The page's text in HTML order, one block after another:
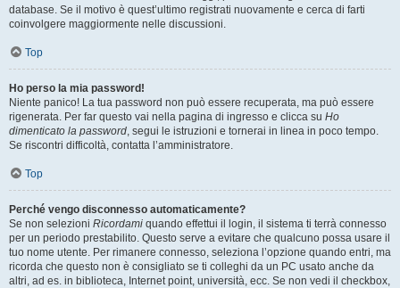
database. Se il motivo è quest’ultimo registrati nuovamente e cerca di farti
coinvolgere maggiormente nelle discussioni.
Top
Ho perso la mia password!
Niente panico! La tua password non può essere recuperata, ma può essere
rigenerata. Per far questo vai nella pagina di ingresso e clicca su Ho
dimenticato la password, segui le istruzioni e tornerai in linea in poco tempo.
Se riscontri difficoltà, contatta l’amministratore.
Top
Perché vengo disconnesso automaticamente?
Se non selezioni Ricordami quando effettui il login, il sistema ti terrà connesso
per un periodo prestabilito. Questo serve a evitare che qualcuno possa usare il
tuo nome utente. Per rimanere connesso, seleziona l’opzione quando entri, ma
ricorda che questo non è consigliato se ti colleghi da un PC usato anche da
altri, ad es. in biblioteca, Internet point, università, ecc. Se non vedi il checkbox,